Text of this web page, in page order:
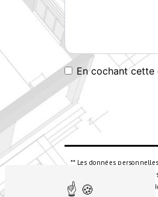
En cochant
** Les données
but de répondre à votre
disposez de droits